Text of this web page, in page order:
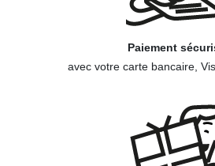
Paiement
avec votre carte bancaire,